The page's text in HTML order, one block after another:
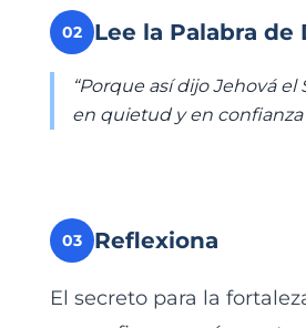
02 Lee la Palabra de
“Porque así dijo Jehová el
en quietud y en confianza
03 Reflexiona
El secreto para la